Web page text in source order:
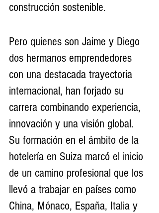
construcción sostenible.
Pero quienes son Jaime y Diego
dos hermanos emprendedores
con una destacada trayectoria
internacional, han forjado su
carrera combinando experiencia,
innovación y una visión global.
Su formación en el ámbito de la
hotelería en Suiza marcó el inicio
de un camino profesional que los
llevó a trabajar en países como
China, Mónaco, España, Italia y